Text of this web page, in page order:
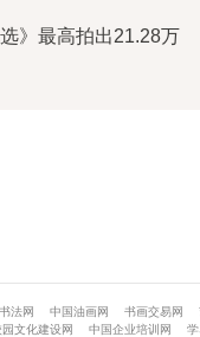
》最高拍出21.28万
法网 中国油画网 书画交易网
园文化建设网 中国企业培训网